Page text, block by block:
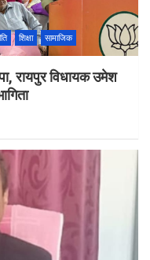
शिक्षा सामाजिक
रायपुर विधायक उमेश